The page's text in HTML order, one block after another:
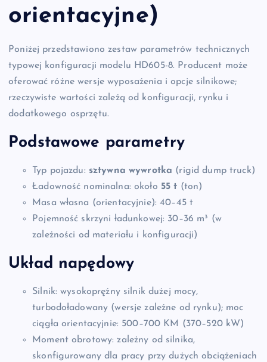
orientacyjne)
Poniżej przedstawiono zestaw parametrów technicznych
typowej konfiguracji modelu HD605-8. Producent może
oferować różne wersje wyposażenia i opcje silnikowe;
rzeczywiste wartości zależą od konfiguracji, rynku i
dodatkowego osprzętu.
Podstawowe parametry
Typ pojazdu: sztywna wywrotka (rigid dump truck)
Ładowność nominalna: około 55 t (ton)
Masa własna (orientacyjnie): 40–45 t
Pojemność skrzyni ładunkowej: 30–36 m³ (w
zależności od materiału i konfiguracji)
Układ napędowy
Silnik: wysokoprężny silnik dużej mocy,
turbodoładowany (wersje zależne od rynku); moc
ciągła orientacyjnie: 500–700 KM (370–520 kW)
Moment obrotowy: zależny od silnika,
skonfigurowany dla pracy przy dużych obciążeniach